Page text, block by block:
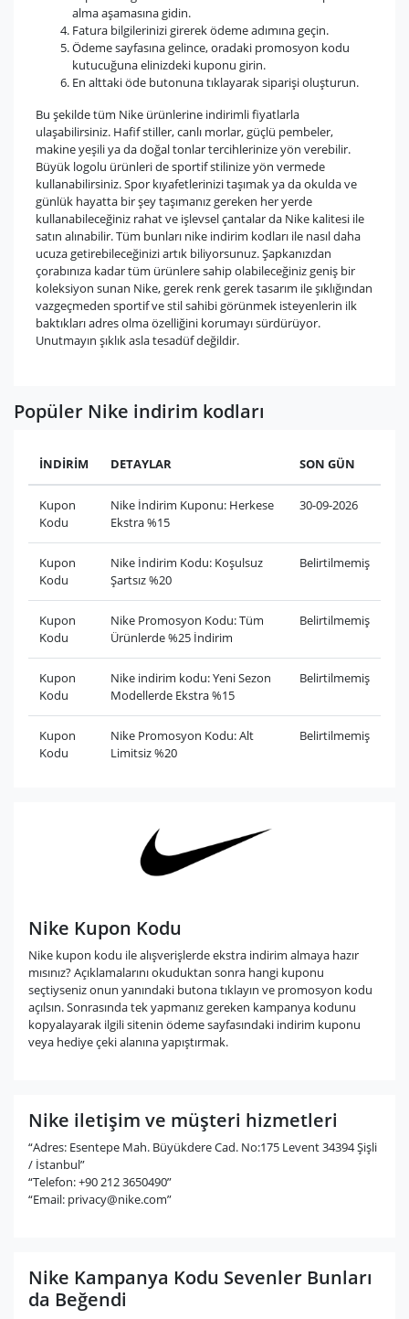
alma aşamasına gidin.
Fatura bilgilerinizi girerek ödeme adımına geçin.
Ödeme sayfasına gelince, oradaki promosyon kodu
kutucuğuna elinizdeki kuponu girin.
En alttaki öde butonuna tıklayarak siparişi oluşturun.
Bu şekilde tüm Nike ürünlerine indirimli fiyatlarla
ulaşabilirsiniz. Hafif stiller, canlı morlar, güçlü pembeler,
makine yeşili ya da doğal tonlar tercihlerinize yön verebilir.
Büyük logolu ürünleri de sportif stilinize yön vermede
kullanabilirsiniz. Spor kıyafetlerinizi taşımak ya da okulda ve
günlük hayatta bir şey taşımanız gereken her yerde
kullanabileceğiniz rahat ve işlevsel çantalar da Nike kalitesi ile
satın alınabilir. Tüm bunları nike indirim kodları ile nasıl daha
ucuza getirebileceğinizi artık biliyorsunuz. Şapkanızdan
çorabınıza kadar tüm ürünlere sahip olabileceğiniz geniş bir
koleksiyon sunan Nike, gerek renk gerek tasarım ile şıklığından
vazgeçmeden sportif ve stil sahibi görünmek isteyenlerin ilk
baktıkları adres olma özelliğini korumayı sürdürüyor.
Unutmayın şıklık asla tesadüf değildir.
Popüler Nike indirim kodları
İNDİRİM DETAYLAR SON GÜN
Kupon
Kodu
Nike İndirim Kuponu: Herkese
Ekstra %15
30-09-2026
Kupon
Kodu
Nike İndirim Kodu: Koşulsuz
Şartsız %20
Belirtilmemiş
Kupon
Kodu
Nike Promosyon Kodu: Tüm
Ürünlerde %25 İndirim
Belirtilmemiş
Kupon
Kodu
Nike indirim kodu: Yeni Sezon
Modellerde Ekstra %15
Belirtilmemiş
Kupon
Kodu
Nike Promosyon Kodu: Alt
Limitsiz %20
Belirtilmemiş
Nike Kupon Kodu
Nike kupon kodu ile alışverişlerde ekstra indirim almaya hazır
mısınız? Açıklamalarını okuduktan sonra hangi kuponu
seçtiyseniz onun yanındaki butona tıklayın ve promosyon kodu
açılsın. Sonrasında tek yapmanız gereken kampanya kodunu
kopyalayarak ilgili sitenin ödeme sayfasındaki indirim kuponu
veya hediye çeki alanına yapıştırmak.
Nike iletişim ve müşteri hizmetleri
“Adres: Esentepe Mah. Büyükdere Cad. No:175 Levent 34394 Şişli
/ İstanbul”
“Telefon: +90 212 3650490”
“Email: privacy@nike.com”
Nike Kampanya Kodu Sevenler Bunları
da Beğendi